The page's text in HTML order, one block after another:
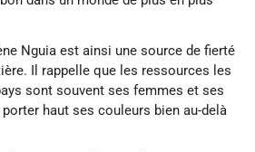
Nguia est ainsi une source de fierté
Il rappelle que les ressources les
sont souvent ses femmes et ses
haut ses couleurs bien au-delà